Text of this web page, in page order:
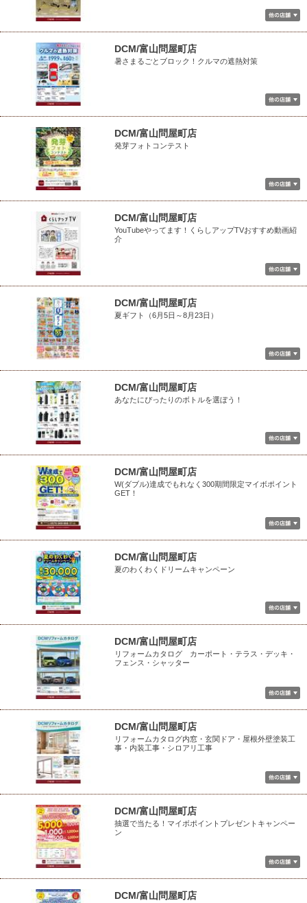
DCM/富山問屋町店
暑さまるごとブロック！クルマの遮熱対策
DCM/富山問屋町店
発芽フォトコンテスト
DCM/富山問屋町店
YouTubeやってます！くらしアップTVおすすめ動画紹
介
DCM/富山問屋町店
夏ギフト（6月5日～8月23日）
DCM/富山問屋町店
あなたにぴったりのボトルを選ぼう！
DCM/富山問屋町店
W(ダブル)達成でもれなく300期間限定マイボポイント
GET！
DCM/富山問屋町店
夏のわくわくドリームキャンペーン
DCM/富山問屋町店
リフォームカタログ カーポート・テラス・デッキ・
フェンス・シャッター
DCM/富山問屋町店
リフォームカタログ内窓・玄関ドア・屋根外壁塗装工
事・内装工事・シロアリ工事
DCM/富山問屋町店
抽選で当たる！マイボポイントプレゼントキャンペー
ン
DCM/富山問屋町店